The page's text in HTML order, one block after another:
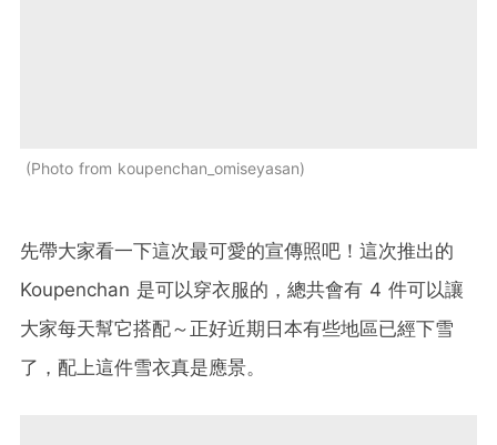
Photo from koupenchan_omiseyasan
先帶大家看一下這次最可愛的宣傳照吧！這次推出的
Koupenchan 是可以穿衣服的，總共會有 4 件可以讓
大家每天幫它搭配～正好近期日本有些地區已經下雪
了，配上這件雪衣真是應景。